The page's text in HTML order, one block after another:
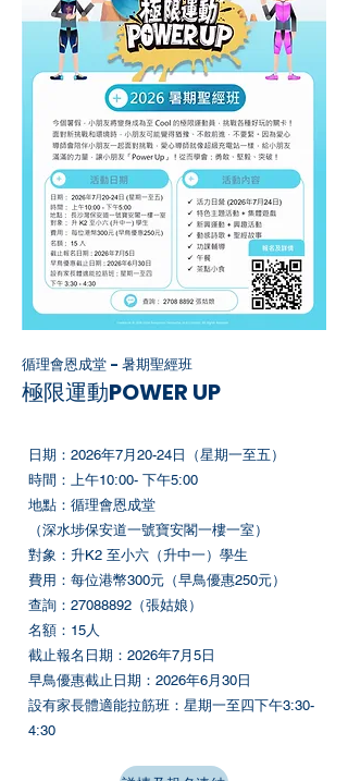
循理會恩成堂 - 暑期聖經班
極限運動POWER UP
日期：​​2026年7月20-24日（星期一至五）
時間：上午10:00- 下午5:00
地點：循理會恩成堂
（深水埗保安道一號寶安閣一樓一室）
對象：升K2 至小六（升中一）學生
費用：​每位港幣300元（早鳥優惠250元）
查詢：27088892（張姑娘）
名額：15人
截止報名日期：2026年7月5日
早鳥優惠截止日期：2026年6月30日
設有家長體適能拉筋班：星期一至四下午3:30-
4:30